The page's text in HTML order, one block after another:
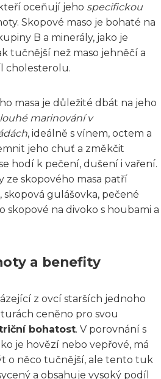
oceňují jeho specifickou
Skopové maso je bohaté na
B a minerály, jako je
tučnější než maso jehněčí a
cholesterolu.
masa je důležité dbát na jeho
marinování v
, ideálně s vínem, octem a
jeho chuť a změkčit
hodí k pečení, dušení i vaření.
ze skopového masa patří
skopová gulášovka, pečené
skopové na divoko s houbami a
a benefity
z ovcí starších jednoho
ceněno pro svou
bohatost. V porovnání s
je hovězí nebo vepřové, má
o něco tučnější, ale tento tuk
a obsahuje vysoký podíl